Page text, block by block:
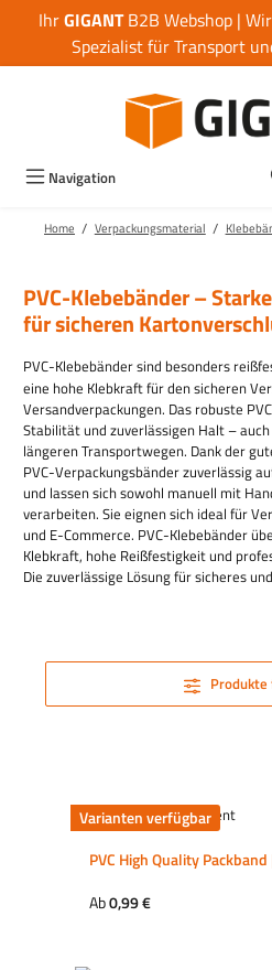
Zum Hauptinhalt springen
IhrGIGANTB2B Webshop |
Spezialist für Transport
Navigation
Home / Verpackungsmaterial /
PVC-Klebebänder –
für sicheren
PVC-Klebebänder sind besonders
eine hohe Klebkraft für den sicheren
Versandverpackungen. Das robuste
Stabilität und zuverlässigen Halt –
längeren Transportwegen. Dank der
PVC-Verpackungsbänder zuverlässig
und lassen sich sowohl manuell mit
verarbeiten. Sie eignen sich ideal für
und E-Commerce. PVC-Klebebänder
Klebkraft, hohe Reißfestigkeit und
Die zuverlässige Lösung für sicheres
Varianten verfügbar
PVC High Quality
Regulärer Preis:
Ab0,99 €